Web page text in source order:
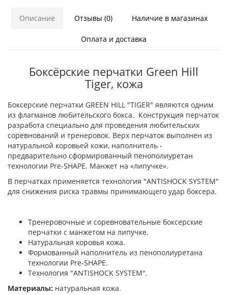
Описание Отзывы (0) Наличие в магазинах
Оплата и доставка
Боксёрские перчатки Green Hill
Tiger, кожа
Боксерские перчатки GREEN HILL "TIGER" являются одним
из флагманов любительского бокса. Конструкция перчаток
разработа специально для проведения любительских
соревнований и тренеровок. Верх перчаток выполнен из
натуральной коровьей кожи, наполнитель -
предварительно сформированный пенополиуретан
технологии Pre-SHAPE. Манжет на «липучке».
В перчатках применяется технология "ANTISHOCK SYSTEM"
для снижения риска травмы принимающего удар боксера.
Тренеровочные и соревновательные боксерские
перчатки с манжетом на липучке.
Натуральная коровья кожа.
Формованный наполнитель из пенополиуретана
технологии Pre-SHAPE.
Технология "ANTISHOCK SYSTEM".
Материалы: натуральная кожа.